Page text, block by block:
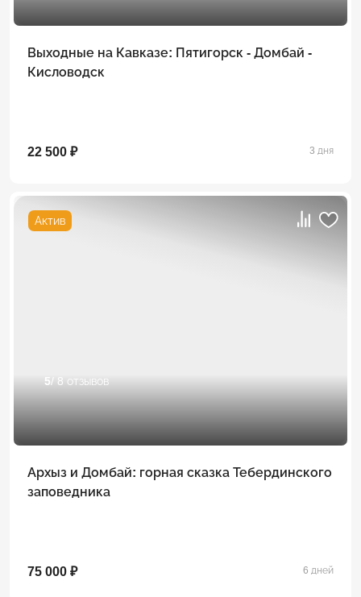
Выходные на Кавказе: Пятигорск - Домбай -
Кисловодск
22 500 ₽ 3 дня
Актив
5/ 8 отзывов
Архыз и Домбай: горная сказка Тебердинского
заповедника
75 000 ₽ 6 дней